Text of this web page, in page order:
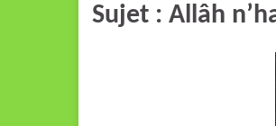
Sujet : Allâh